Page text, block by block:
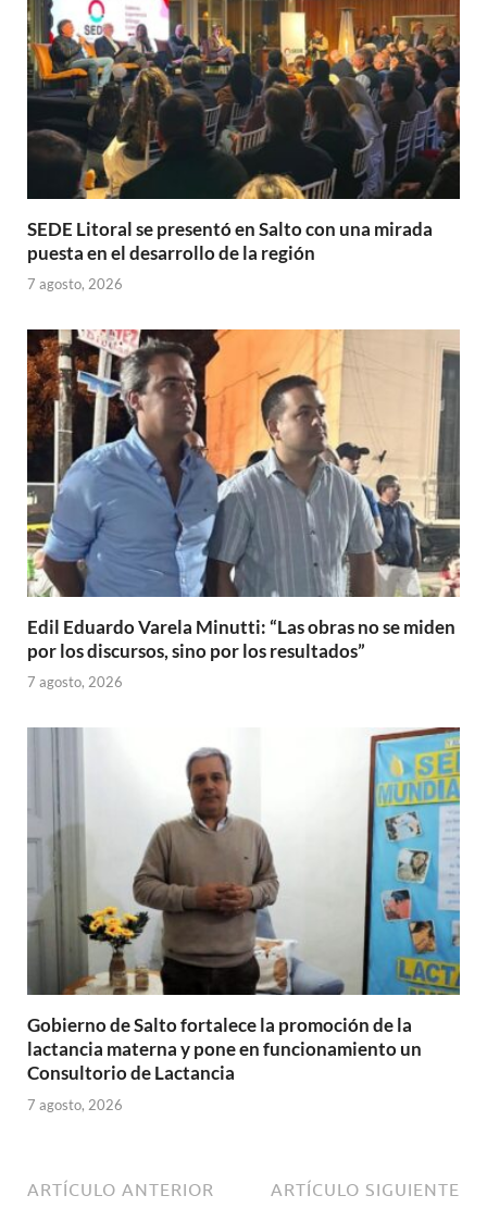
SEDE Litoral se presentó en Salto con una mirada
puesta en el desarrollo de la región
7 agosto, 2026
Edil Eduardo Varela Minutti: “Las obras no se miden
por los discursos, sino por los resultados”
7 agosto, 2026
Gobierno de Salto fortalece la promoción de la
lactancia materna y pone en funcionamiento un
Consultorio de Lactancia
7 agosto, 2026
ARTÍCULO ANTERIOR ARTÍCULO SIGUIENTE